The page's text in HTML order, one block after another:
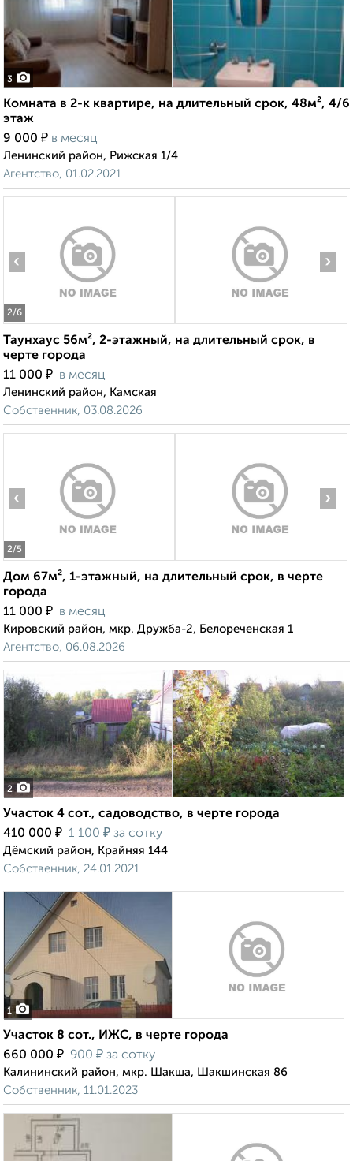
3
Комната в 2-к квартире, на длительный срок, 48м², 4/6
этаж
9 000 ₽ в месяц
Ленинский район, Рижская 1/4
Агентство, 01.02.2021
2/6
‹ ›
Таунхаус 56м², 2-этажный, на длительный срок, в
черте города
11 000 ₽ в месяц
Ленинский район, Камская
Собственник, 03.08.2026
2/5
‹ ›
Дом 67м², 1-этажный, на длительный срок, в черте
города
11 000 ₽ в месяц
Кировский район, мкр. Дружба-2, Белореченская 1
Агентство, 06.08.2026
2
Участок 4 сот., садоводство, в черте города
410 000 ₽ 1 100 ₽ за сотку
Дёмский район, Крайняя 144
Собственник, 24.01.2021
1
Участок 8 сот., ИЖС, в черте города
660 000 ₽ 900 ₽ за сотку
Калининский район, мкр. Шакша, Шакшинская 86
Собственник, 11.01.2023